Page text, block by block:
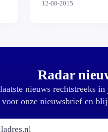
12-08-2015
Radar
nieuws rechtstreeks
voor onze nieuwsbrief en
E-